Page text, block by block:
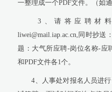
一整理成一个PDF文件。（如
3、请将应聘材料
liwei@mail.iap.ac.cn,同时抄送
题：大气所应聘-岗位名称-应
和PDF文件各1个。
4、人事处对报名人员进行